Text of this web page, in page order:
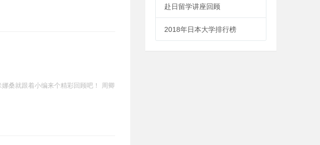
桑就跟着小编来个精彩回顾吧！ 周卿
赴日留学讲座回顾
2018年日本大学排行榜